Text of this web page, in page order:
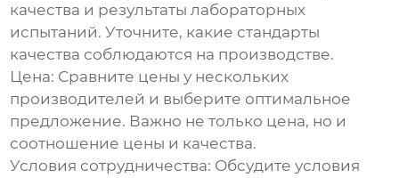
качества и результаты лабораторных
испытаний. Уточните, какие стандарты
качества соблюдаются на производстве.
Цена: Сравните цены у нескольких
производителей и выберите оптимальное
предложение. Важно не только цена, но и
соотношение цены и качества.
Условия сотрудничества: Обсудите условия